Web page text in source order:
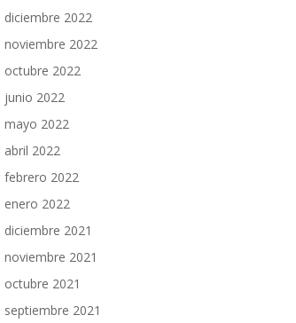
diciembre 2022
noviembre 2022
octubre 2022
junio 2022
mayo 2022
abril 2022
febrero 2022
enero 2022
diciembre 2021
noviembre 2021
octubre 2021
septiembre 2021